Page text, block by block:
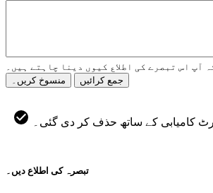
آپ اس تبصرے کی اطلاع کیوں دینا چاہتے ہیں۔
منسوخ کریں۔
جمع کرائیں
کامیابی کے ساتھ حذف کر دی گئی۔
تبصرہ کی اطلاع دیں۔